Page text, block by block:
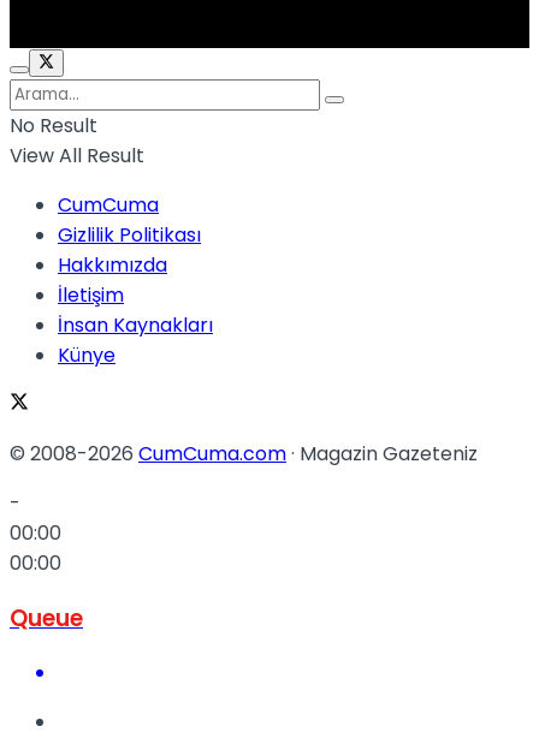
No Result
View All Result
CumCuma
Gizlilik Politikası
Hakkımızda
İletişim
İnsan Kaynakları
Künye
© 2008-2026 CumCuma.com· Magazin Gazeteniz
-
00:00
00:00
Queue